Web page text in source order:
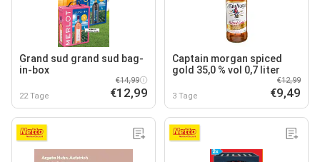
Grand sud grand sud bag-
in-box
22 Tage
€14,99
€12,99
Captain morgan spiced
gold 35,0 % vol 0,7 liter
3 Tage
€12,99
€9,49